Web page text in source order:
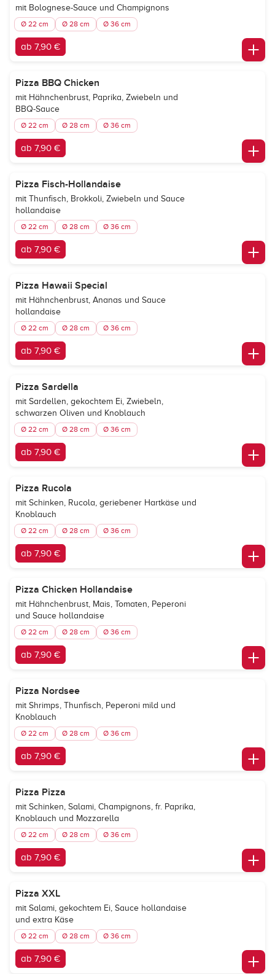
mit Bolognese-Sauce und Champignons
Ø 22 cm Ø 28 cm Ø 36 cm
ab 7,90 €
Pizza BBQ Chicken
mit Hähnchenbrust, Paprika, Zwiebeln und
BBQ-Sauce
Ø 22 cm Ø 28 cm Ø 36 cm
ab 7,90 €
Pizza Fisch-Hollandaise
mit Thunfisch, Brokkoli, Zwiebeln und Sauce
hollandaise
Ø 22 cm Ø 28 cm Ø 36 cm
ab 7,90 €
Pizza Hawaii Special
mit Hähnchenbrust, Ananas und Sauce
hollandaise
Ø 22 cm Ø 28 cm Ø 36 cm
ab 7,90 €
Pizza Sardella
mit Sardellen, gekochtem Ei, Zwiebeln,
schwarzen Oliven und Knoblauch
Ø 22 cm Ø 28 cm Ø 36 cm
ab 7,90 €
Pizza Rucola
mit Schinken, Rucola, geriebener Hartkäse und
Knoblauch
Ø 22 cm Ø 28 cm Ø 36 cm
ab 7,90 €
Pizza Chicken Hollandaise
mit Hähnchenbrust, Mais, Tomaten, Peperoni
und Sauce hollandaise
Ø 22 cm Ø 28 cm Ø 36 cm
ab 7,90 €
Pizza Nordsee
mit Shrimps, Thunfisch, Peperoni mild und
Knoblauch
Ø 22 cm Ø 28 cm Ø 36 cm
ab 7,90 €
Pizza Pizza
mit Schinken, Salami, Champignons, fr. Paprika,
Knoblauch und Mozzarella
Ø 22 cm Ø 28 cm Ø 36 cm
ab 7,90 €
Pizza XXL
mit Salami, gekochtem Ei, Sauce hollandaise
und extra Käse
Ø 22 cm Ø 28 cm Ø 36 cm
ab 7,90 €